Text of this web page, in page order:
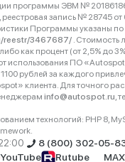
программы ЭВМ №
запись № 28745 от
Программы указаны по
reestr/3467687/ . Стоимость
как процент (от 2,5% до
использования ПО
рублей за каждого
клиента. Для точного
info@autospot.ru,
технологий: PHP 8,
8 (800) 302-05-
YouTube Rutube MAX